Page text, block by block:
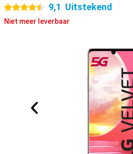
4.5 sterren 9,1 Uitstekend
Niet meer leverbaar